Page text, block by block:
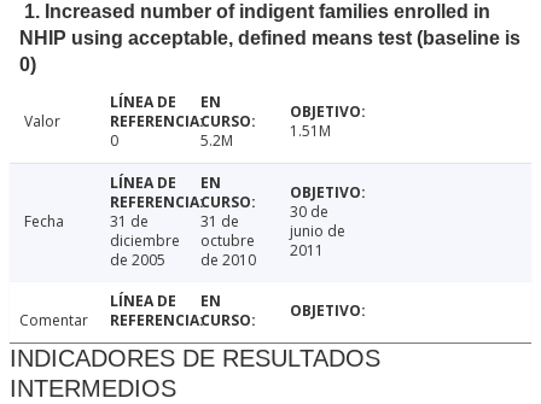
1. Increased number of indigent families enrolled in
NHIP using acceptable, defined means test (baseline is
0)
Valor
0
5.2M 1.51M
Fecha
31 de
diciembre
de 2005
31 de
octubre
de 2010
30 de
junio de
2011
Comentar
INDICADORES DE RESULTADOS
INTERMEDIOS